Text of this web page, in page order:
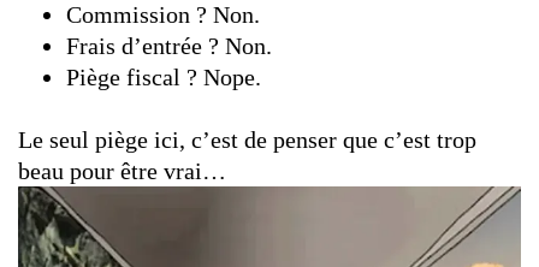
Commission ? Non.
Frais d’entrée ? Non.
Piège fiscal ? Nope.
Le seul piège ici, c’est de penser que c’est trop
beau pour être vrai…